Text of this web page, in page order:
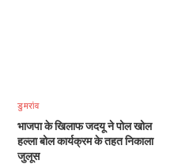
डुमरांव
भाजपा के खिलाफ जदयू ने पोल खोल
हल्ला बोल कार्यक्रम के तहत निकाला
जुलूस